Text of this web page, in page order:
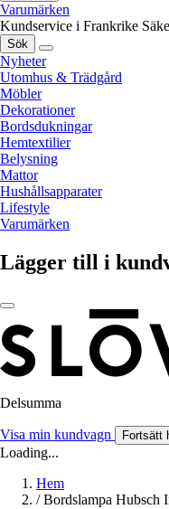
Varumärken
Kundservice i Frankrike
Sök
Nyheter
Utomhus & Trädgård
Möbler
Dekorationer
Bordsdukningar
Hemtextilier
Belysning
Mattor
Hushållsapparater
Lifestyle
Varumärken
Lägger till i
Delsumma
Visa min kundvagn Fortsätt
Loading...
Hem
/ Bordslampa Hubsch